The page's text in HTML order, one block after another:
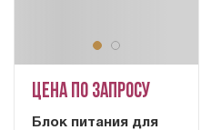
Цена по запросу
Блок питания для